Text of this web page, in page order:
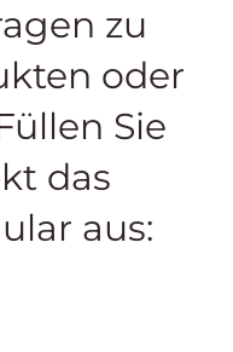
zu
oder
Sie
das
aus: